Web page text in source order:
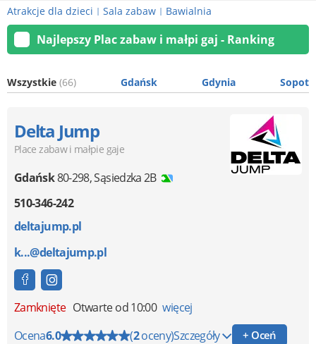
Atrakcje dla dzieci | Sala zabaw | Bawialnia
Najlepszy Plac zabaw i małpi gaj - Ranking
Wszystkie (66) Gdańsk Gdynia Sopot
Delta Jump
Place zabaw i małpie gaje
Gdańsk80-298,Sąsiedzka 2B
510-346-242
deltajump.pl
k...@deltajump.pl
Zamknięte Otwarte od 10:00 więcej
Ocena6.0 (2oceny)Szczegóły + Oceń